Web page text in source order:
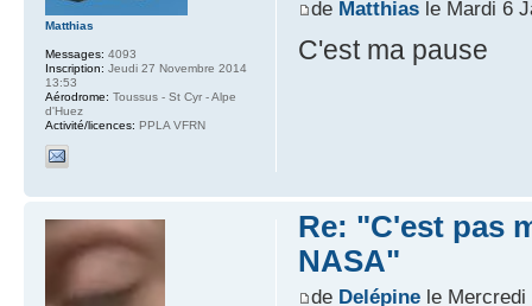
de Matthiasle Mardi 6
C'est ma pause
Matthias
Messages: 4093
Inscription: Jeudi 27 Novembre 2014
13:53
Aérodrome: Toussus - St Cyr - Alpe
d'Huez
Activité/licences: PPLA VFRN
Re: "C'est pas
NASA"
de Delépinele Mercredi